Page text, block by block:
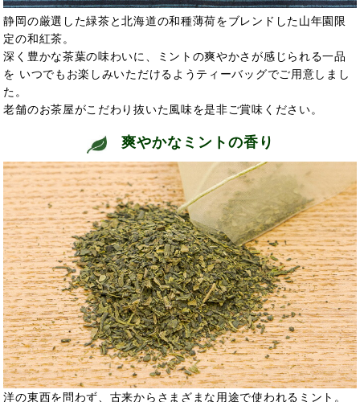
静岡の厳選した緑茶と北海道の和種薄荷をブレンドした山年園限
定の和紅茶。
深く豊かな茶葉の味わいに、ミントの爽やかさが感じられる一品
を いつでもお楽しみいただけるようティーバッグでご用意しまし
た。
老舗のお茶屋がこだわり抜いた風味を是非ご賞味ください。
爽やかなミントの香り
洋の東西を問わず、古来からさまざまな用途で使われるミント。